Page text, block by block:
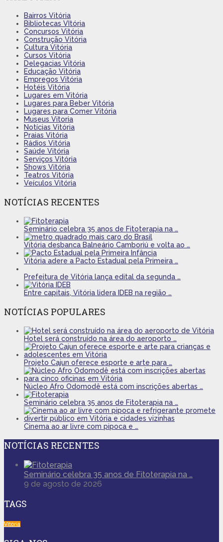
Bairros Vitória
Bibliotecas VItória
Concursos Vitória
Construção Vitória
Cultura Vitória
Cursos Vitória
Delegacias Vitória
Educação Vitória
Empregos Vitória
Hotéis Vitória
Lugares em Vitória
Lugares para Beber Vitória
Lugares para Comer Vitória
Museus Vitoria
Notícias Vitória
Praias Vitória
Rádios Vitória
Saúde Vitória
Serviços Vitória
Shows Vitória
Teatros Vitória
Veículos Vitória
NOTÍCIAS RECENTES
Seminário celebra 35 anos de Fitoterapia na …
Vitória desbanca Balneário Camboriú e volta ao …
Vitória adere a Pacto Estadual pela Primeira …
Prefeitura de Vitória lança edital da segunda …
Entre capitais, Vitória lidera IDEB na região …
NOTÍCIAS POPULARES
Hotel será construído na área do aeroporto …
Projeto Cajun oferece esporte e arte para …
Núcleo Afro Odomodê está com inscrições abertas …
Seminário celebra 35 anos de Fitoterapia na …
Cinema ao ar livre com pipoca e …
NOTÍCIAS RECENTES
Seminário celebra 35 anos de Fitoterapia na …
9 de agosto de 2026
TAGS
Vitória